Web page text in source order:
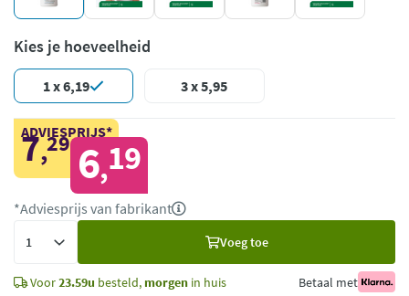
Kies je hoeveelheid
1 x 6,19 3 x 5,95
ADVIESPRIJS*
7,29 6,19
*Adviesprijs van fabrikant
Voeg toe
Voor23.59u besteld, morgen in huis Betaal met